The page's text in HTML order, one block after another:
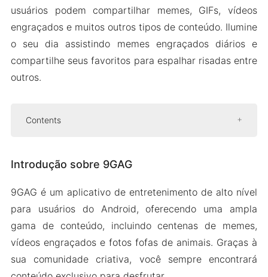
usuários podem compartilhar memes, GIFs, vídeos
engraçados e muitos outros tipos de conteúdo. Ilumine
o seu dia assistindo memes engraçados diários e
compartilhe seus favoritos para espalhar risadas entre
outros.
Contents
Feed de rolagem infinita
de usuário
Votação positiva e negativa
Versão Mod APK do 9GAG
Recursos do Mod
Introdução sobre 9GAG
9GAG é um aplicativo de entretenimento de alto nível
para usuários do Android, oferecendo uma ampla
gama de conteúdo, incluindo centenas de memes,
vídeos engraçados e fotos fofas de animais. Graças à
sua comunidade criativa, você sempre encontrará